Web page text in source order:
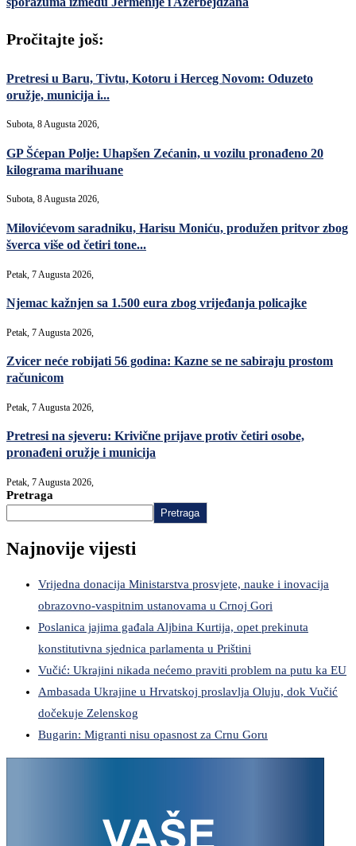
Pročitajte još:
Pretresi u Baru, Tivtu, Kotoru i Herceg Novom: Oduzeto
oružje, municija i...
Subota, 8 Augusta 2026,
GP Šćepan Polje: Uhapšen Zećanin, u vozilu pronađeno 20
kilograma marihuane
Subota, 8 Augusta 2026,
Milovićevom saradniku, Harisu Moniću, produžen pritvor zbog
šverca više od četiri tone...
Petak, 7 Augusta 2026,
Njemac kažnjen sa 1.500 eura zbog vrijeđanja policajke
Petak, 7 Augusta 2026,
Zvicer neće robijati 56 godina: Kazne se ne sabiraju prostom
računicom
Petak, 7 Augusta 2026,
Pretresi na sjeveru: Krivične prijave protiv četiri osobe,
pronađeni oružje i municija
Petak, 7 Augusta 2026,
Pretraga
Pretraga
Najnovije vijesti
Vrijedna donacija Ministarstva prosvjete, nauke i inovacija
obrazovno-vaspitnim ustanovama u Crnoj Gori
Poslanica jajima gađala Aljbina Kurtija, opet prekinuta
konstitutivna sjednica parlamenta u Prištini
Vučić: Ukrajini nikada nećemo praviti problem na putu ka EU
Ambasada Ukrajine u Hrvatskoj proslavlja Oluju, dok Vučić
dočekuje Zelenskog
Bugarin: Migranti nisu opasnost za Crnu Goru